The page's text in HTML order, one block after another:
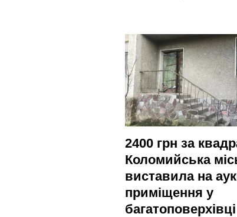
2400 грн за
Коломийська
виставила на
приміщення у
багатоповерхівці